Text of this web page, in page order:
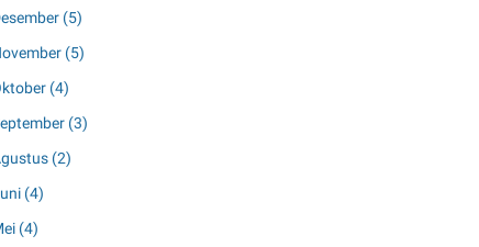
(5)
(5)
(4)
(3)
(2)
(4)
(4)